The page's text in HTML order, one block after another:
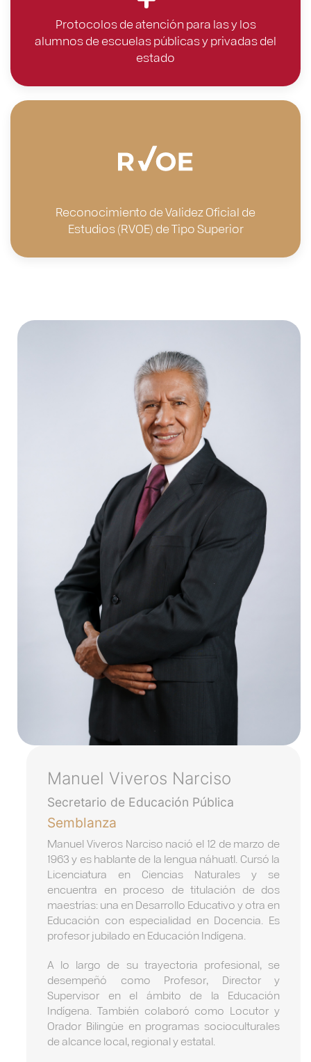
Protocolos de atención para las y los
alumnos de escuelas públicas y privadas del
estado
Reconocimiento de Validez Oficial de
Estudios (RVOE) de Tipo Superior
Manuel Viveros Narciso
Secretario de Educación Pública
Semblanza
Manuel Viveros Narciso nació el 12 de marzo de
1963 y es hablante de la lengua náhuatl. Cursó la
Licenciatura en Ciencias Naturales y se
encuentra en proceso de titulación de dos
maestrías: una en Desarrollo Educativo y otra en
Educación con especialidad en Docencia. Es
profesor jubilado en Educación Indígena.
A lo largo de su trayectoria profesional, se
desempeñó como Profesor, Director y
Supervisor en el ámbito de la Educación
Indígena. También colaboró como Locutor y
Orador Bilingüe en programas socioculturales
de alcance local, regional y estatal.